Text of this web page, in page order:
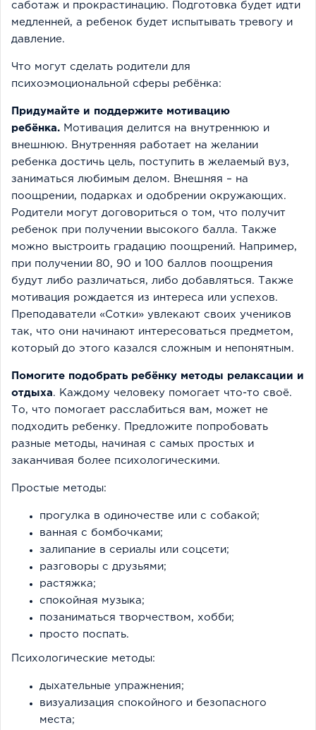
саботаж и прокрастинацию. Подготовка будет идти
медленней, а ребенок будет испытывать тревогу и
давление.
Что могут сделать родители для
психоэмоциональной сферы ребёнка:
Придумайте и поддержите мотивацию
ребёнка. Мотивация делится на внутреннюю и
внешнюю. Внутренняя работает на желании
ребенка достичь цель, поступить в желаемый вуз,
заниматься любимым делом. Внешняя – на
поощрении, подарках и одобрении окружающих.
Родители могут договориться о том, что получит
ребенок при получении высокого балла. Также
можно выстроить градацию поощрений. Например,
при получении 80, 90 и 100 баллов поощрения
будут либо различаться, либо добавляться. Также
мотивация рождается из интереса или успехов.
Преподаватели «Сотки» увлекают своих учеников
так, что они начинают интересоваться предметом,
который до этого казался сложным и непонятным.
Помогите подобрать ребёнку методы релаксации и
отдыха. Каждому человеку помогает что-то своё.
То, что помогает расслабиться вам, может не
подходить ребенку. Предложите попробовать
разные методы, начиная с самых простых и
заканчивая более психологическими.
Простые методы:
прогулка в одиночестве или с собакой;
ванная с бомбочками;
залипание в сериалы или соцсети;
разговоры с друзьями;
растяжка;
спокойная музыка;
позаниматься творчеством, хобби;
просто поспать.
Психологические методы:
дыхательные упражнения;
визуализация спокойного и безопасного
места;